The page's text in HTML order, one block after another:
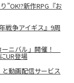
”OK!?新作RPG『お
戦争アイギス』9周
ーニバル」開催！
UR登場
動画配信サービス